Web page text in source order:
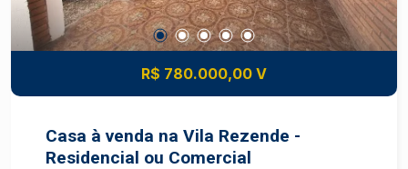
R$ 780.000,00 V
Casa à venda na Vila Rezende -
Residencial ou Comercial